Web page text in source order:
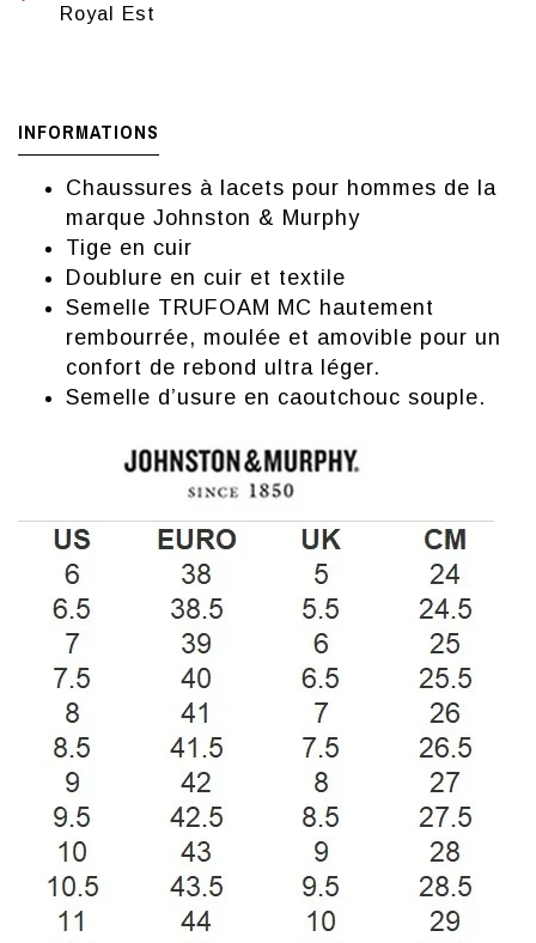
Royal Est
INFORMATIONS
Chaussures à lacets pour hommes de la
marque Johnston & Murphy
Tige en cuir
Doublure en cuir et textile
Semelle TRUFOAM MC hautement
rembourrée, moulée et amovible pour un
confort de rebond ultra léger.
Semelle d’usure en caoutchouc souple.